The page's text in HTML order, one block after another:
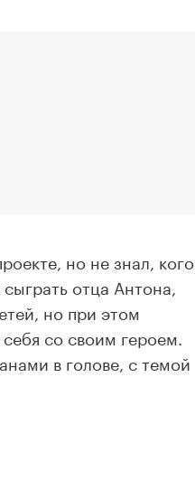
но не знал, кого
отца Антона,
но при этом
со своим героем.
в голове, с темой